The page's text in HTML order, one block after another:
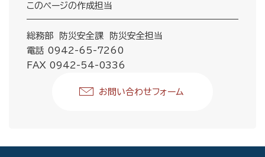
このページの作成担当
総務部 防災安全課 防災安全担当
電話 0942-65-7260
FAX 0942-54-0336
お問い合わせフォーム